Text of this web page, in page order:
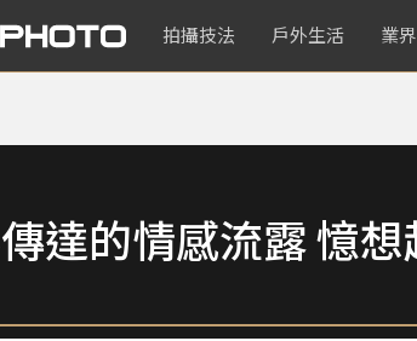
拍攝技法 戶外生活 業
達的情感流露 憶